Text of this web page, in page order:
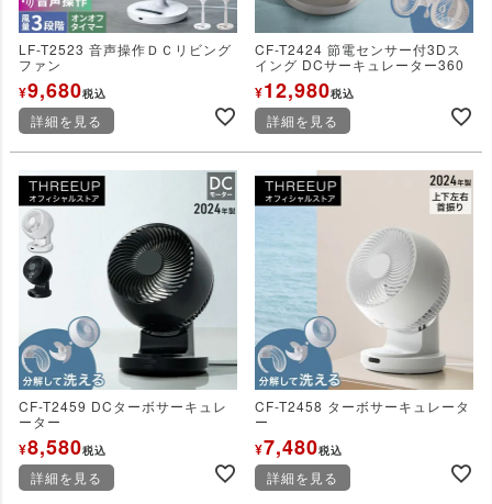
LF-T2523 音声操作ＤＣリビング
ファン
¥9,680税込
詳細を見る
CF-T2424 節電センサー付3Dス
イング DCサーキュレーター360
¥12,980税込
詳細を見る
CF-T2459 DCターボサーキュレ
ーター
¥8,580税込
詳細を見る
CF-T2458 ターボサーキュレータ
ー
¥7,480税込
詳細を見る